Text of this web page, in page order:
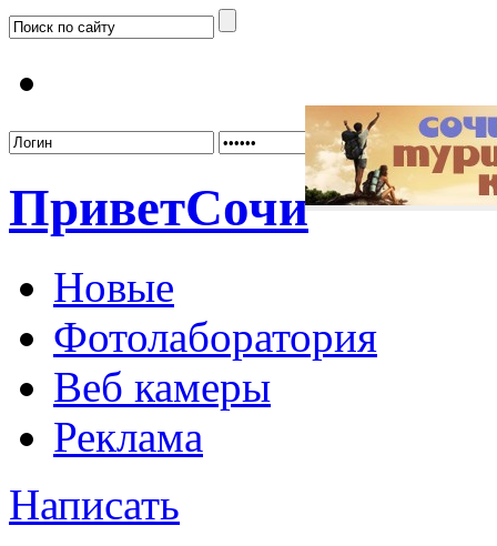
ПриветСочи
Новые
Фотолаборатория
Веб камеры
Реклама
Написать